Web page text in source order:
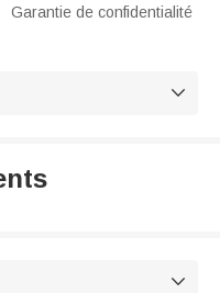
Garantie de confidentialité

